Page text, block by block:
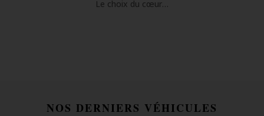
Le choix du cœur…
NOS DERNIERS VÉHICULES